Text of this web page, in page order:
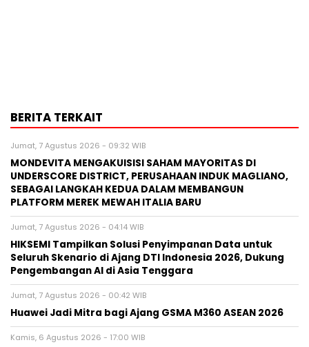
BERITA TERKAIT
Jumat, 7 Agustus 2026 - 09:32 WIB
MONDEVITA MENGAKUISISI SAHAM MAYORITAS DI
UNDERSCORE DISTRICT, PERUSAHAAN INDUK MAGLIANO,
SEBAGAI LANGKAH KEDUA DALAM MEMBANGUN
PLATFORM MEREK MEWAH ITALIA BARU
Jumat, 7 Agustus 2026 - 04:14 WIB
HIKSEMI Tampilkan Solusi Penyimpanan Data untuk
Seluruh Skenario di Ajang DTI Indonesia 2026, Dukung
Pengembangan AI di Asia Tenggara
Jumat, 7 Agustus 2026 - 00:42 WIB
Huawei Jadi Mitra bagi Ajang GSMA M360 ASEAN 2026
Kamis, 6 Agustus 2026 - 17:00 WIB